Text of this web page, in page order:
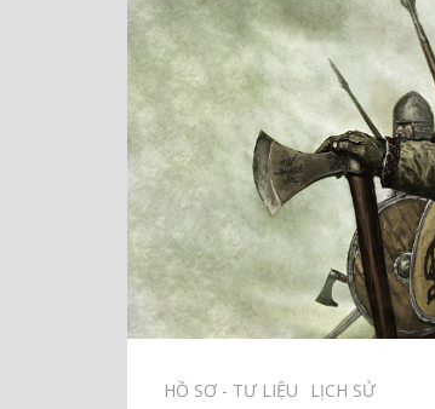
HỒ SƠ - TƯ LIỆU⠀ LỊCH SỬ⠀